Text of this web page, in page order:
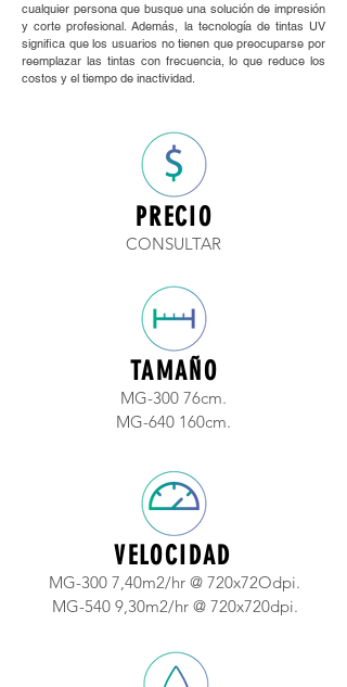
cualquier persona que busque una solución de impresión
y corte profesional. Además, la tecnología de tintas UV
significa que los usuarios no tienen que preocuparse por
reemplazar las tintas con frecuencia, lo que reduce los
costos y el tiempo de inactividad.
PRECIO
CONSULTAR
TAMAÑO
MG-300 76cm.
MG-640 160cm.
VELOCIDAD
MG-300 7,40m2/hr @ 720x72Odpi.
MG-540 9,30m2/hr @ 720x720dpi.